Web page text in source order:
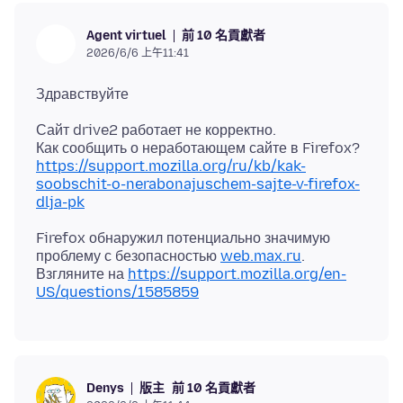
Agent virtuel 前 10 名貢獻者
2026/6/6 上午11:41
Сайт drive2 работает не корректно.
https://support.mozilla.org/ru/kb/kak-
soobschit-o-nerabonajuschem-sajte-v-firefox-
dlja-pk
Firefox обнаружил потенциально значимую
проблему с безопасностью web.max.ru.
Взгляните на https://support.mozilla.org/en-
US/questions/1585859
Denys 版主 前 10 名貢獻者